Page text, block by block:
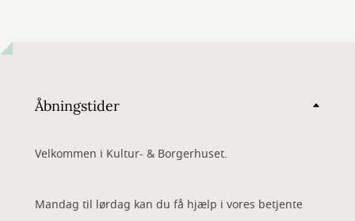
Åbningstider
Velkommen i Kultur- & Borgerhuset.
Mandag til lørdag kan du få hjælp i vores betjente